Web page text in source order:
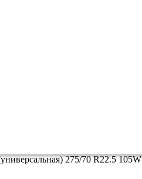
275/70 R22.5 105W